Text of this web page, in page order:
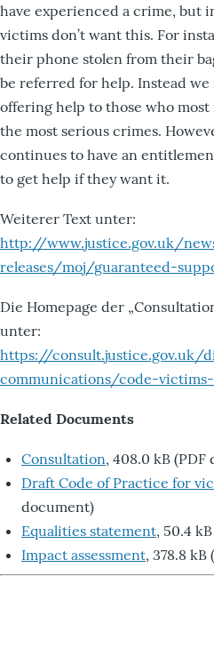
have experienced a crime, but
victims don’t want this. For
their phone stolen from their
be referred for help. Instead
offering help to those who
the most serious crimes.
continues to have an
to get help if they want it.
Weiterer Text unter:
http://www.justice.gov.uk/
releases/moj/guaranteed-
Die Homepage der
unter:
https://consult.justice.gov.uk/
communications/code-
Related Documents
Consultation, 408.0 kB
Draft Code of Practice for
document)
Equalities statement, 50.4
Impact assessment, 378.8